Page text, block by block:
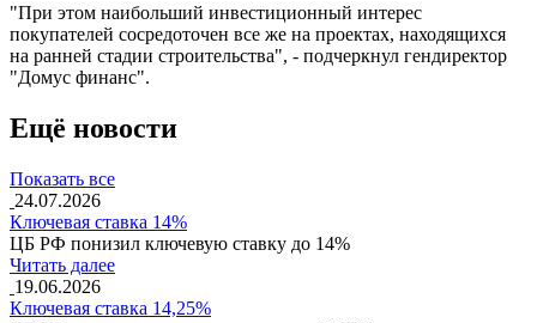
"При этом наибольший инвестиционный интерес
покупателей сосредоточен все же на проектах, находящихся
на ранней стадии строительства", - подчеркнул гендиректор
"Домус финанс".
Ещё новости
Показать все
24.07.2026
Ключевая ставка 14%
ЦБ РФ понизил ключевую ставку до 14%
Читать далее
19.06.2026
Ключевая ставка 14,25%